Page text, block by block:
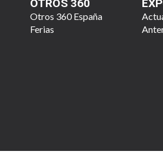
OTROS 360
Otros 360 España
Ferias